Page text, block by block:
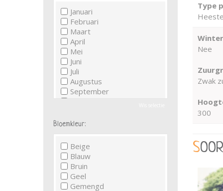
Type
Nee
Zwak
300
Januari
Februari
Maart
April
Mei
Juni
Juli
Augustus
September
December
Bloemkleur:
Beige
Blauw
Bruin
Geel
Gemengd